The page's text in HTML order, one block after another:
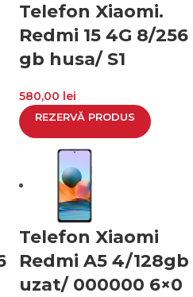
Telefon Xiaomi.
Redmi 15 4G 8/256
gb husa/ S1
580,00 lei
REZERVĂ PRODUS
Telefon Xiaomi
Redmi A5 4/128gb
uzat/ 000000 6×0